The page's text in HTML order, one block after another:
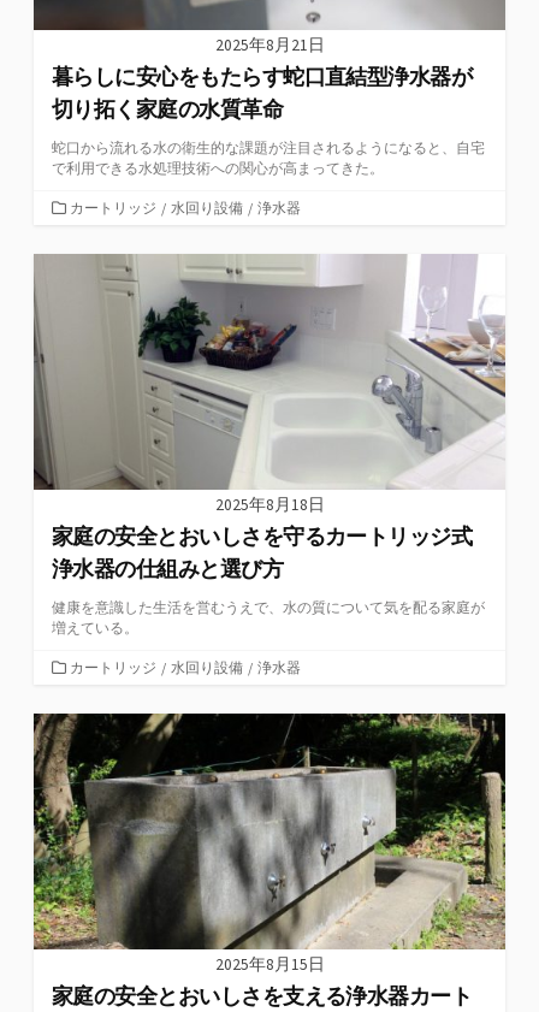
2025年8月21日
暮らしに安心をもたらす蛇口直結型浄水器が
切り拓く家庭の水質革命
蛇口から流れる水の衛生的な課題が注目されるようになると、自宅
で利用できる水処理技術への関心が高まってきた。
カ
ゴ
カートリッジ / 水回り設備 / 浄水器
2025年8月18日
家庭の安全とおいしさを守るカートリッジ式
浄水器の仕組みと選び方
健康を意識した生活を営むうえで、水の質について気を配る家庭が
増えている。
カ
ゴ
リ
ー
カートリッジ / 水回り設備 / 浄水器
2025年8月15日
家庭の安全とおいしさを支える浄水器カート